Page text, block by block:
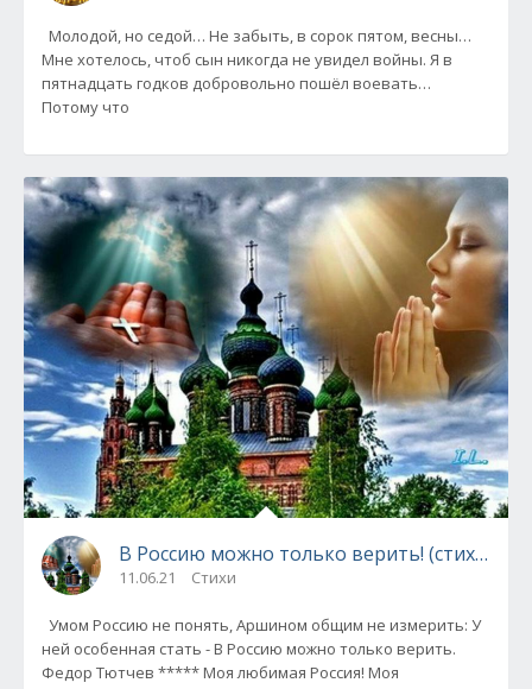
Молодой, но седой… Не забыть, в сорок пятом, весны…
Мне хотелось, чтоб сын никогда не увидел войны. Я в
пятнадцать годков добровольно пошёл воевать…
Потому что
В Россию можно только верить! (стихи о
11.06.21 Стихи
Умом Россию не понять, Аршином общим не измерить: У
ней особенная стать - В Россию можно только верить.
Федор Тютчев ***** Моя любимая Россия! Моя